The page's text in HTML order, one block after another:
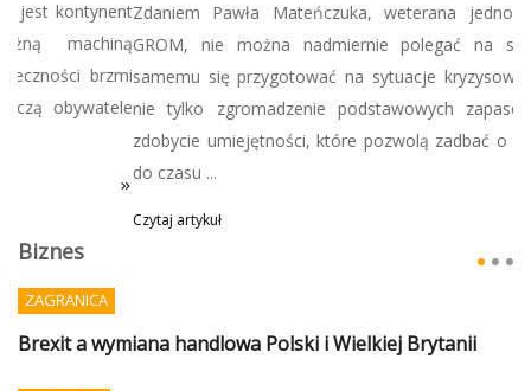
Zdaniem Pawła Mateńczuka, weterana jednostki specjalnej
GROM, nie można nadmiernie polegać na służbach, tylko
samemu się przygotować na sytuacje kryzysowe, co oznacza
nie tylko zgromadzenie podstawowych zapasów, ale także
zdobycie umiejętności, które pozwolą zadbać o siebie i bliskich
Biznes
ZAGRANICA
Brexit a wymiana handlowa Polski i Wielkiej Brytanii